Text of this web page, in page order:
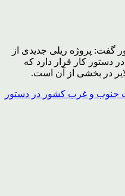
گفت: پروژه ریلی جدیدی از
کار قرار دارد که
در بخشی از آن است.